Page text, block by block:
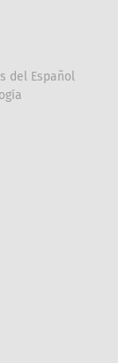
del Español